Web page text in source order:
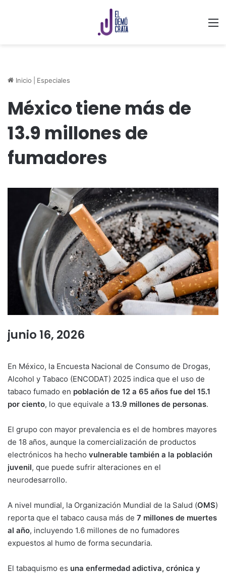
Inicio Especiales
México tiene más de
13.9 millones de
fumadores
junio 16, 2026
En México, la Encuesta Nacional de Consumo de Drogas,
Alcohol y Tabaco (ENCODAT) 2025 indica que el uso de
tabaco fumado en población de 12 a 65 años fue del 15.1
por ciento, lo que equivale a 13.9 millones de personas.
El grupo con mayor prevalencia es el de hombres mayores
de 18 años, aunque la comercialización de productos
electrónicos ha hecho vulnerable también a la población
juvenil, que puede sufrir alteraciones en el
neurodesarrollo.
A nivel mundial, la Organización Mundial de la Salud (OMS)
reporta que el tabaco causa más de 7 millones de muertes
al año, incluyendo 1.6 millones de no fumadores
expuestos al humo de forma secundaria.
El tabaquismo es una enfermedad adictiva, crónica y